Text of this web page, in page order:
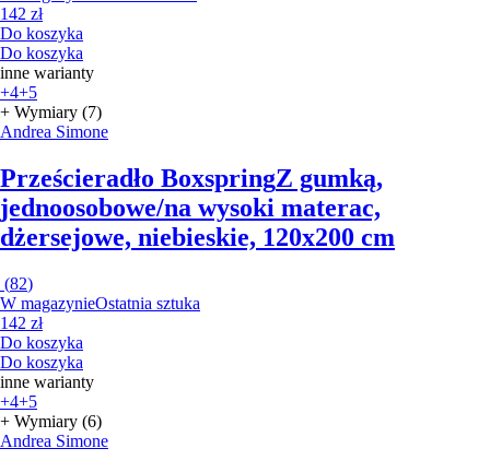
142 zł
Do koszyka
Do koszyka
inne warianty
+4+5
+ Wymiary (7)
Andrea Simone
Prześcieradło BoxspringZ gumką,
jednoosobowe/na wysoki materac,
dżersejowe, niebieskie, 120x200 cm
(82)
W magazynieOstatnia sztuka
142 zł
Do koszyka
Do koszyka
inne warianty
+4+5
+ Wymiary (6)
Andrea Simone